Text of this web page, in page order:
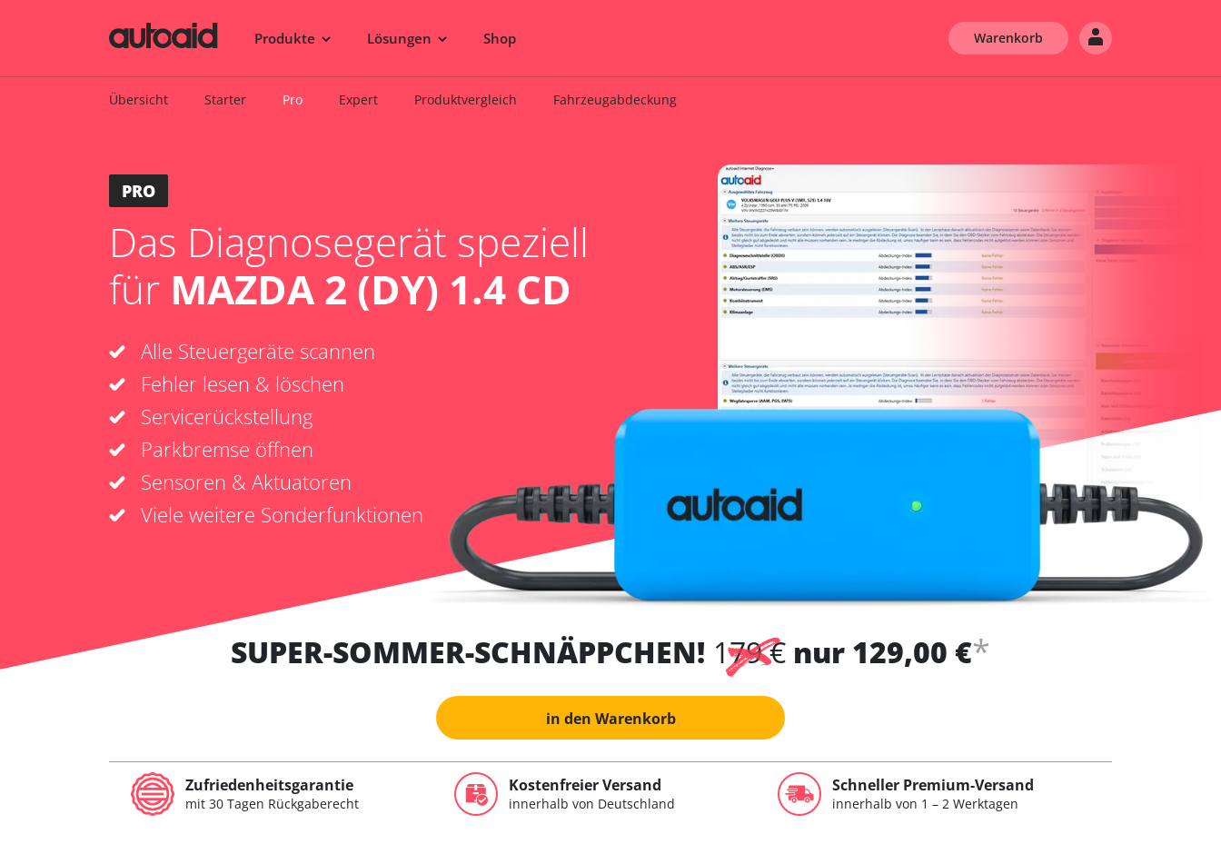
Produkte Lösungen Shop Warenkorb
Übersicht Starter Pro Expert Produktvergleich Fahrzeugabdeckung
PRO
Das Diagnosegerät speziell
für MAZDA 2 (DY) 1.4 CD
Alle Steuergeräte scannen
Fehler lesen & löschen
Servicerückstellung
Parkbremse öffnen
Sensoren & Aktuatoren
Viele weitere Sonderfunktionen
SUPER-SOMMER-SCHNÄPPCHEN! 179 € nur 129,00 €*
in den Warenkorb
Zufriedenheitsgarantie
mit 30 Tagen Rückgaberecht
Kostenfreier Versand
innerhalb von Deutschland
Schneller Premium-Versand
innerhalb von 1 – 2 Werktagen